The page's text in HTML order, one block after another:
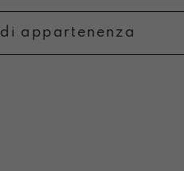
appartenenza